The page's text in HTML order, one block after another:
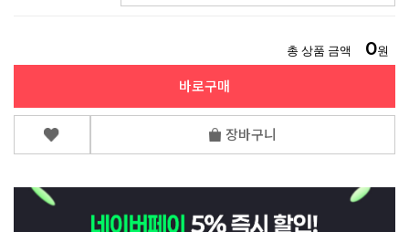
총 상품 금액 0원
바로구매
장바구니